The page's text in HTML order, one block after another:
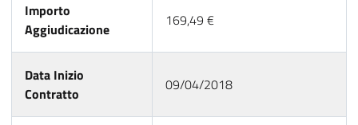
Importo
Aggiudicazione
169,49 €
Data Inizio
Contratto
09/04/2018